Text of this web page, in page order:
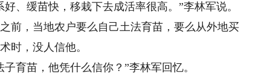
、缓苗快，移栽下去成活率很高。”李林军说。
，当地农户要么自己土法育苗，要么从外地买
时，没人信他。
苗，他凭什么信你？”李林军回忆。